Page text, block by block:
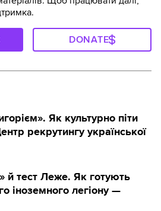
DONATE
Як культурно піти
рекрутингу української
й тест Леже. Як готують
іноземного легіону —